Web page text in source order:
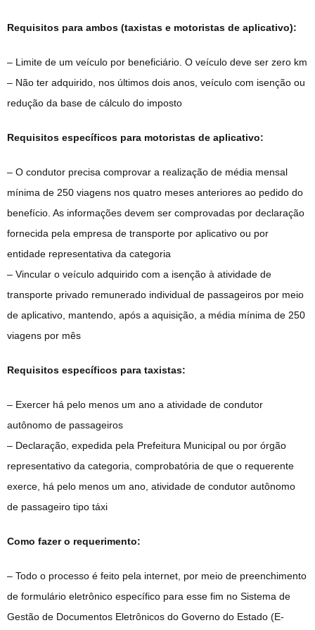
Requisitos para ambos (taxistas e motoristas de aplicativo):
– Limite de um veículo por beneficiário. O veículo deve ser zero km
– Não ter adquirido, nos últimos dois anos, veículo com isenção ou
redução da base de cálculo do imposto
Requisitos específicos para motoristas de aplicativo:
– O condutor precisa comprovar a realização de média mensal
mínima de 250 viagens nos quatro meses anteriores ao pedido do
benefício. As informações devem ser comprovadas por declaração
fornecida pela empresa de transporte por aplicativo ou por
entidade representativa da categoria
– Vincular o veículo adquirido com a isenção à atividade de
transporte privado remunerado individual de passageiros por meio
de aplicativo, mantendo, após a aquisição, a média mínima de 250
viagens por mês
Requisitos específicos para taxistas:
– Exercer há pelo menos um ano a atividade de condutor
autônomo de passageiros
– Declaração, expedida pela Prefeitura Municipal ou por órgão
representativo da categoria, comprobatória de que o requerente
exerce, há pelo menos um ano, atividade de condutor autônomo
de passageiro tipo táxi
Como fazer o requerimento:
– Todo o processo é feito pela internet, por meio de preenchimento
de formulário eletrônico específico para esse fim no Sistema de
Gestão de Documentos Eletrônicos do Governo do Estado (E-